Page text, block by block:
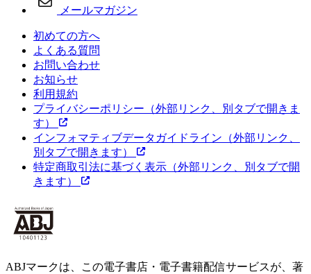
メールマガジン
初めての方へ
よくある質問
お問い合わせ
お知らせ
利用規約
プライバシーポリシー （外部リンク、別タブで開きま
す）
インフォマティブデータガイドライン （外部リンク、
別タブで開きます）
特定商取引法に基づく表示 （外部リンク、別タブで開
きます）
ABJマークは、この電子書店・電子書籍配信サービスが、著